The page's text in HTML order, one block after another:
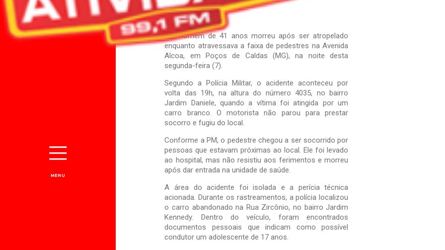
MENU
Um homem de 41 anos morreu após ser atropelado
enquanto atravessava a faixa de pedestres na Avenida
Alcoa, em Poços de Caldas (MG), na noite desta
segunda-feira (7).
Segundo a Polícia Militar, o acidente aconteceu por
volta das 19h, na altura do número 4035, no bairro
Jardim Daniele, quando a vítima foi atingida por um
carro branco. O motorista não parou para prestar
socorro e fugiu do local.
Conforme a PM, o pedestre chegou a ser socorrido por
pessoas que estavam próximas ao local. Ele foi levado
ao hospital, mas não resistiu aos ferimentos e morreu
após dar entrada na unidade de saúde.
A área do acidente foi isolada e a perícia técnica
acionada. Durante os rastreamentos, a polícia localizou
o carro abandonado na Rua Zircônio, no bairro Jardim
Kennedy. Dentro do veículo, foram encontrados
documentos pessoais que indicam como possível
condutor um adolescente de 17 anos.